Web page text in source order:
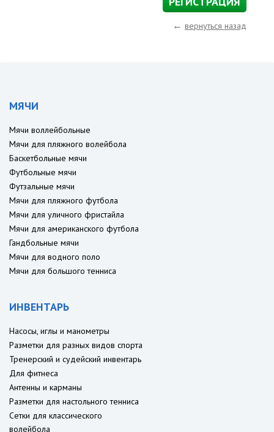
← вернуться назад
МЯЧИ
Мячи воллейбольные
Мячи для пляжного волейбола
Баскетбольные мячи
Футбольные мячи
Футзальные мячи
Мячи для пляжного футбола
Мячи для уличного фристайла
Мячи для американского футбола
Гандбольные мячи
Мячи для водного поло
Мячи для большого тенниса
ИНВЕНТАРЬ
Насосы, иглы и манометры
Разметки для разных видов спорта
Тренерский и судейский инвентарь
Для фитнеса
Антенны и карманы
Разметки для настольного тенниса
Сетки для классического
волейбола